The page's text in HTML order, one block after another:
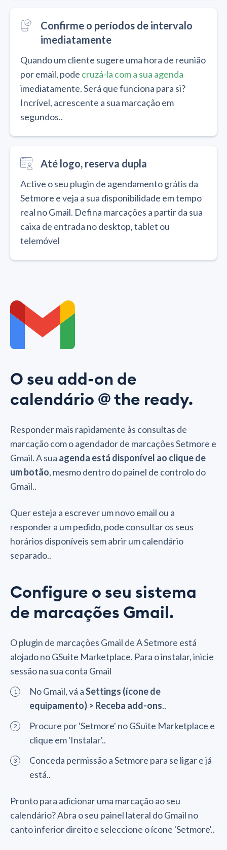
Confirme o períodos de intervalo
imediatamente
Quando um cliente sugere uma hora de reunião
por email, pode cruzá-la com a sua agenda
imediatamente. Será que funciona para si?
Incrível, acrescente a sua marcação em
segundos..
Até logo, reserva dupla
Active o seu plugin de agendamento grátis da
Setmore e veja a sua disponibilidade em tempo
real no Gmail. Defina marcações a partir da sua
caixa de entrada no desktop, tablet ou
telemóvel
O seu add-on de
calendário @ the ready.
Responder mais rapidamente às consultas de
marcação com o agendador de marcações Setmore e
Gmail. A sua agenda está disponível ao clique de
um botão, mesmo dentro do painel de controlo do
Gmail..
Quer esteja a escrever um novo email ou a
responder a um pedido, pode consultar os seus
horários disponíveis sem abrir um calendário
separado..
Configure o seu sistema
de marcações Gmail.
O plugin de marcações Gmail de A Setmore está
alojado no GSuite Marketplace. Para o instalar, inicie
sessão na sua conta Gmail
No Gmail, vá aSettings (ícone de
equipamento) > Receba add-ons..
Procure por 'Setmore' no GSuite Marketplace e
clique em 'Instalar'..
Conceda permissão a Setmore para se ligar e já
está..
Pronto para adicionar uma marcação ao seu
calendário? Abra o seu painel lateral do Gmail no
canto inferior direito e seleccione o ícone 'Setmore'..